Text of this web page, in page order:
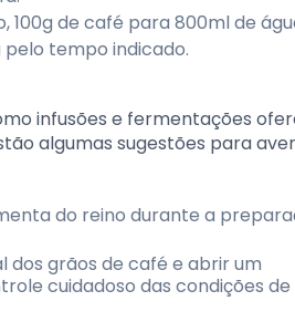
100g de café para 800ml de
tempo indicado.
infusões e fermentações
algumas sugestões para
do reino durante a
grãos de café e abrir um
cuidadoso das condições de